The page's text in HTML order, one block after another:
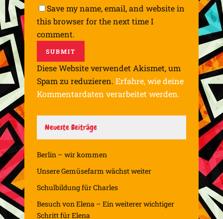
Save my name, email, and website in
this browser for the next time I
comment.
Diese Website verwendet Akismet, um
Spam zu reduzieren. Erfahre, wie deine
Kommentardaten verarbeitet werden.
Neueste Beiträge
Berlin – wir kommen
Unsere Gemüsefarm wächst weiter
Schulbildung für Charles
Besuch von Elena – Ein weiterer wichtiger
Schritt für Elena